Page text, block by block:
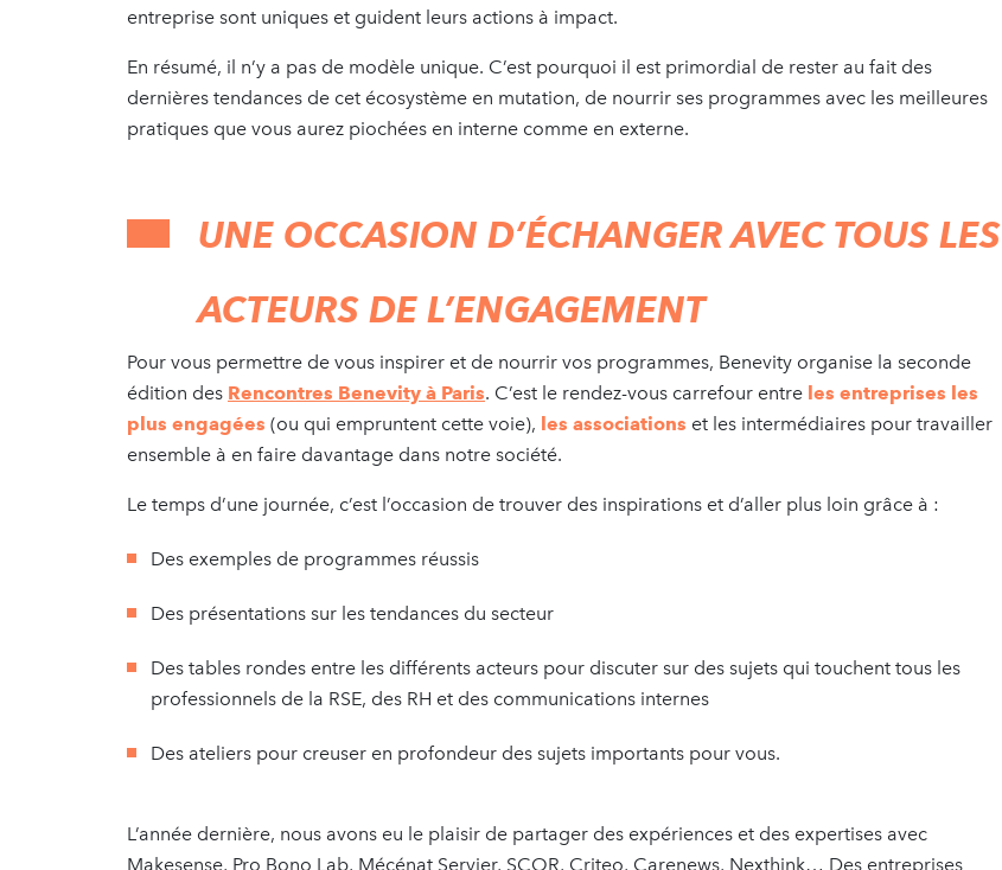
entreprise sont uniques et guident leurs actions à impact.
En résumé, il n’y a pas de modèle unique. C’est pourquoi il est primordial de rester au fait des
dernières tendances de cet écosystème en mutation, de nourrir ses programmes avec les meilleures
pratiques que vous aurez piochées en interne comme en externe.
UNE OCCASION D’ÉCHANGER AVEC TOUS LES
ACTEURS DE L’ENGAGEMENT
Pour vous permettre de vous inspirer et de nourrir vos programmes, Benevity organise la seconde
édition des Rencontres Benevity à Paris. C’est le rendez-vous carrefour entre les entreprises les
plus engagées (ou qui empruntent cette voie), les associations et les intermédiaires pour travailler
ensemble à en faire davantage dans notre société.
Le temps d’une journée, c’est l’occasion de trouver des inspirations et d’aller plus loin grâce à :
Des exemples de programmes réussis
Des présentations sur les tendances du secteur
Des tables rondes entre les différents acteurs pour discuter sur des sujets qui touchent tous les
professionnels de la RSE, des RH et des communications internes
Des ateliers pour creuser en profondeur des sujets importants pour vous.
L’année dernière, nous avons eu le plaisir de partager des expériences et des expertises avec
Makesense, Pro Bono Lab, Mécénat Servier, SCOR, Criteo, Carenews, Nexthink… Des entreprises